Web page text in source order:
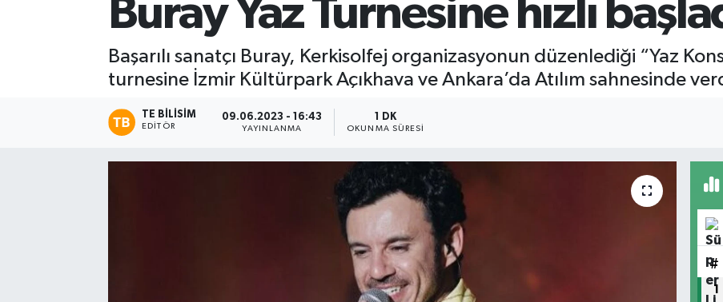
13.779
Buray Yaz Turnesine hızlı
Başarılı sanatçı Buray, Kerkisolfej organizasyonun düzenlediği “Yaz
turnesine İzmir Kültürpark Açıkhava ve Ankara’da Atılım sahnesinde
TE BILISIM
EDITÖR
09.06.2023 - 16:43
YAYINLANMA
1 DK
OKUNMA SÜRESI
#
1
Süper Lig Puan Durumu ve Fikstür
Tüm Manşetler